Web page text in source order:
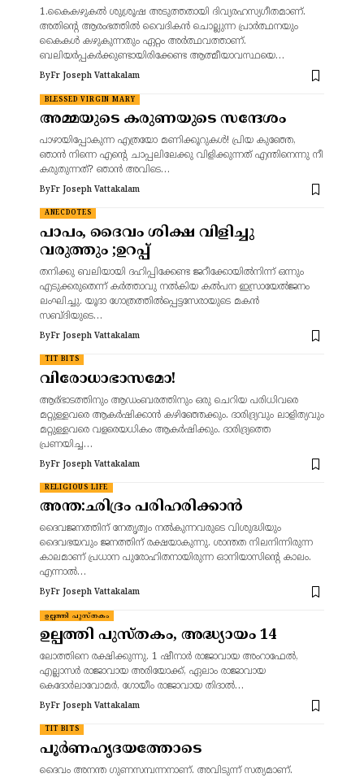
1.കൈകഴുകൽ ശുശ്രൂഷ അടുത്തതായി ദിവ്യരഹസ്യഗീതമാണ്.
അതിന്റെ ആരംഭത്തിൽ വൈദികൻ ചൊല്ലുന്ന പ്രാർത്ഥനയും
കൈകൾ കഴുകുന്നതും ഏറ്റം അർത്ഥവത്താണ്.
ബലിയർപ്പകർക്കുണ്ടായിരിക്കേണ്ട ആത്മീയാവസ്ഥയെ…
ByFr Joseph Vattakalam
BLESSED VIRGIN MARY
അമ്മയുടെ കരുണയുടെ സന്ദേശം
പാഴായിപ്പോകുന്ന എത്രയോ മണിക്കൂറുകൾ! പ്രിയ കുഞ്ഞേ,
ഞാൻ നിന്നെ എന്റെ ചാപ്പലിലേക്കു വിളിക്കുന്നത് എന്തിനെന്നു നീ
കരുതുന്നത്? ഞാൻ അവിടെ…
ByFr Joseph Vattakalam
ANECDOTES
പാപം, ദൈവം ശിക്ഷ വിളിച്ചു
വരുത്തും ;ഉറപ്പ്
തനിക്കു ബലിയായി ദഹിപ്പിക്കേണ്ട ജറീക്കോയില്‍നിന്ന്‌ ഒന്നും
എടുക്കരുതെന്ന്‌ കര്‍ത്താവു നല്‍കിയ കല്‍പന ഇസ്രായേല്‍ജനം
ലംഘിച്ചു. യൂദാ ഗോത്രത്തില്‍പ്പെട്ടസേരായുടെ മകന്‍
സബ്‌ദിയുടെ…
ByFr Joseph Vattakalam
TIT BITS
വിരോധാഭാസമോ!
ആര്ഭാടത്തിനും ആഡംബരത്തിനും ഒരു ചെറിയ പരിധിവരെ
മറ്റുള്ളവരെ ആകർഷിക്കാൻ കഴിഞ്ഞേക്കും. ദാരിദ്ര്യവും ലാളിത്യവും
മറ്റുള്ളവരെ വളരെയധികം ആകർഷിക്കും. ദാരിദ്ര്യത്തെ
പ്രണയിച്ച…
ByFr Joseph Vattakalam
RELIGIOUS LIFE
അന്ത:ഛിദ്രം പരിഹരിക്കാൻ
ദൈവജനത്തിന് നേതൃത്വം നൽകുന്നവരുടെ വിശുദ്ധിയും
ദൈവഭയവും ജനത്തിന് രക്ഷയാകുന്നു. ശാന്തത നിലനിന്നിരുന്ന
കാലമാണ് പ്രധാന പുരോഹിതനായിരുന്ന ഓനിയാസിന്റെ കാലം.
എന്നാൽ…
ByFr Joseph Vattakalam
ഉല്പത്തി പുസ്തകം
ഉല്പത്തി പുസ്തകം, അദ്ധ്യായം 14
ലോത്തിനെ രക്ഷിക്കുന്നു. 1 ഷീനാര്‍ രാജാവായ അംറാഫേല്‍,
എല്ലാസര്‍ രാജാവായ അരിയോക്ക്, ഏലാം രാജാവായ
കെദോര്‍ലാവോമര്‍, ഗോയീം രാജാവായ തിദാല്‍…
ByFr Joseph Vattakalam
TIT BITS
പൂർണഹൃദയത്തോടെ
ദൈവം അനന്ത ഗുണസമ്പന്നനാണ്. അവിടുന്ന് സത്യമാണ്.